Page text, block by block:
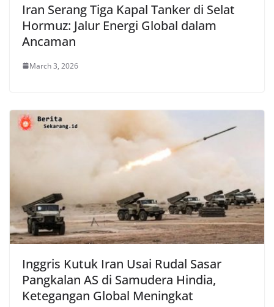
Iran Serang Tiga Kapal Tanker di Selat
Hormuz: Jalur Energi Global dalam
Ancaman
March 3, 2026
Inggris Kutuk Iran Usai Rudal Sasar
Pangkalan AS di Samudera Hindia,
Ketegangan Global Meningkat